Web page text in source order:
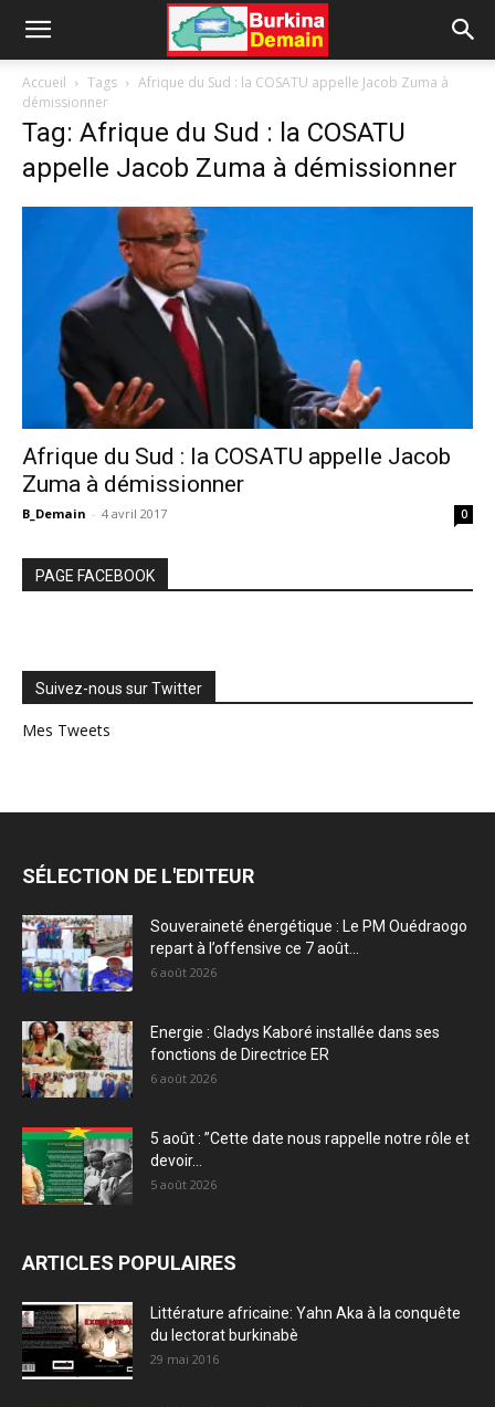
Accueil Tags
Afrique du Sud : la COSATU appelle Jacob Zuma à
démissionner
Tag: Afrique du Sud : la COSATU
appelle Jacob Zuma à démissionner
Afrique du Sud : la COSATU appelle Jacob
Zuma à démissionner
B_Demain - 4 avril 2017 0
PAGE FACEBOOK
Suivez-nous sur Twitter
Mes Tweets
SÉLECTION DE L'EDITEUR
Souveraineté énergétique : Le PM Ouédraogo
repart à l’offensive ce 7 août...
6 août 2026
Energie : Gladys Kaboré installée dans ses
fonctions de Directrice ER
6 août 2026
5 août : ”Cette date nous rappelle notre rôle et
devoir...
5 août 2026
ARTICLES POPULAIRES
Littérature africaine: Yahn Aka à la conquête
du lectorat burkinabè
29 mai 2016